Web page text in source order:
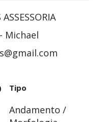
Michael
Tipo
Andamento /